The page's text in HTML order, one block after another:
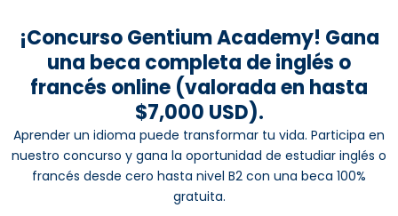
¡Concurso Gentium Academy! Gana
una beca completa de inglés o
francés online (valorada en hasta
$7,000 USD).
Aprender un idioma puede transformar tu vida. Participa en
nuestro concurso y gana la oportunidad de estudiar inglés o
francés desde cero hasta nivel B2 con una beca 100%
gratuita.